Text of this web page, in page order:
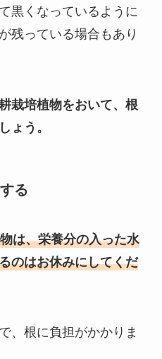
黒くなっているように
残っている場合もあり
栽培植物をおいて、根
ょう。
る
は、栄養分の入った水
のはお休みにしてくだ
、根に負担がかかりま